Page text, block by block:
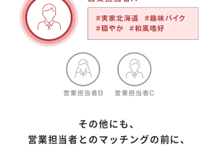
その他にも、
営業担当者とのマッチングの前に、